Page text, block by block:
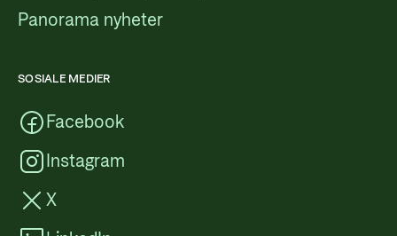
Panorama nyheter
SOSIALE MEDIER
Facebook
Instagram
X